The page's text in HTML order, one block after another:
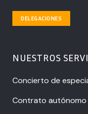
DELEGACIONES
NUESTROS
Concierto de
Contrato autónomo